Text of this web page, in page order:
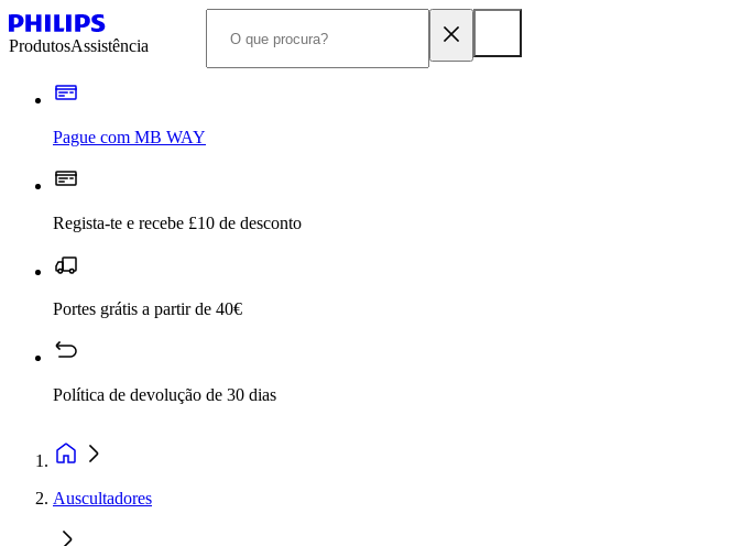
ProdutosAssistência
Pague com MB WAY
Regista-te e recebe £10 de desconto
Portes grátis a partir de 40€
Política de devolução de 30 dias
Auscultadores